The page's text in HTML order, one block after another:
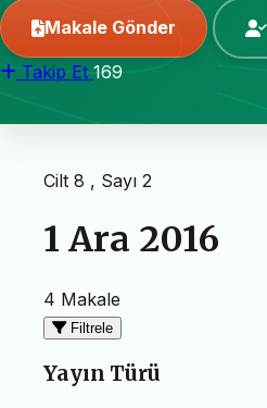
Makale Gönder
Takip Et 169
Cilt 8 , Sayı 2
1 Ara 2016
4 Makale
Filtrele
Yayın Türü